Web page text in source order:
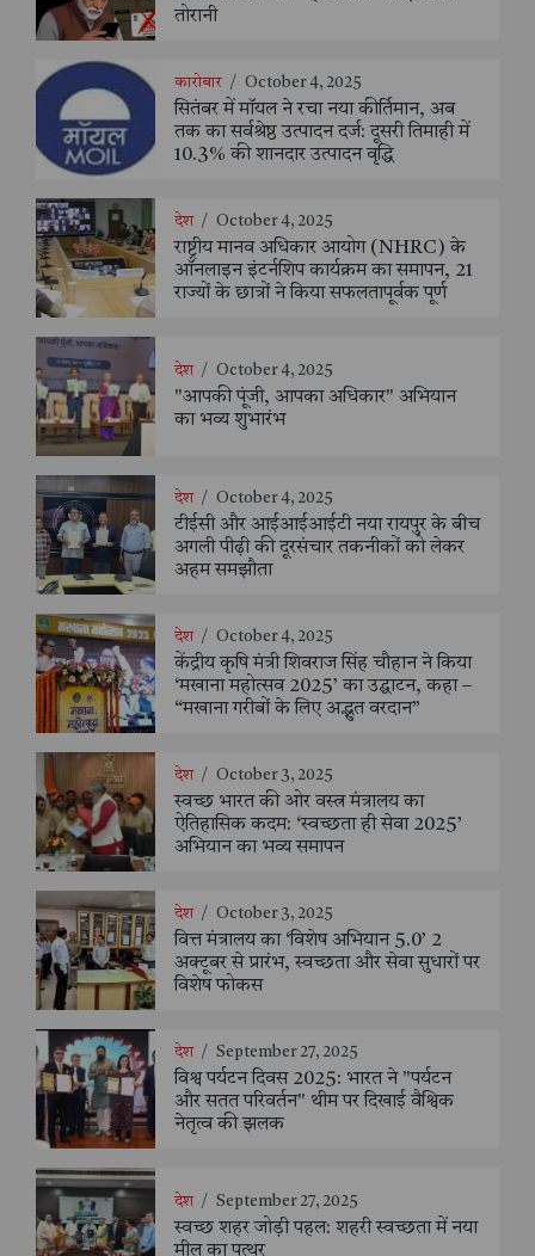
तोरानी
कारोबार / October 4, 2025
सितंबर में मॉयल ने रचा नया कीर्तिमान, अब
तक का सर्वश्रेष्ठ उत्पादन दर्ज: दूसरी तिमाही में
10.3% की शानदार उत्पादन वृद्धि
देश / October 4, 2025
राष्ट्रीय मानव अधिकार आयोग (NHRC) के
ऑनलाइन इंटर्नशिप कार्यक्रम का समापन, 21
राज्यों के छात्रों ने किया सफलतापूर्वक पूर्ण
देश / October 4, 2025
"आपकी पूंजी, आपका अधिकार" अभियान
का भव्य शुभारंभ
देश / October 4, 2025
टीईसी और आईआईआईटी नया रायपुर के बीच
अगली पीढ़ी की दूरसंचार तकनीकों को लेकर
अहम समझौता
देश / October 4, 2025
केंद्रीय कृषि मंत्री शिवराज सिंह चौहान ने किया
‘मखाना महोत्सव 2025’ का उद्घाटन, कहा –
“मखाना गरीबों के लिए अद्भुत वरदान”
देश / October 3, 2025
स्वच्छ भारत की ओर वस्त्र मंत्रालय का
ऐतिहासिक कदम: ‘स्वच्छता ही सेवा 2025’
अभियान का भव्य समापन
देश / October 3, 2025
वित्त मंत्रालय का ‘विशेष अभियान 5.0’ 2
अक्टूबर से प्रारंभ, स्वच्छता और सेवा सुधारों पर
विशेष फोकस
देश / September 27, 2025
विश्व पर्यटन दिवस 2025: भारत ने "पर्यटन
और सतत परिवर्तन" थीम पर दिखाई वैश्विक
नेतृत्व की झलक
देश / September 27, 2025
स्वच्छ शहर जोड़ी पहल: शहरी स्वच्छता में नया
मील का पत्थर